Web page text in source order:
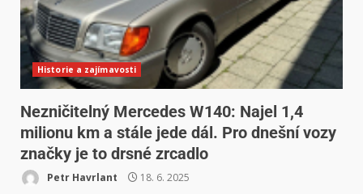
Historie a zajímavosti
Nezničitelný Mercedes W140: Najel 1,4
milionu km a stále jede dál. Pro dnešní vozy
značky je to drsné zrcadlo
Petr Havrlant 18. 6. 2025